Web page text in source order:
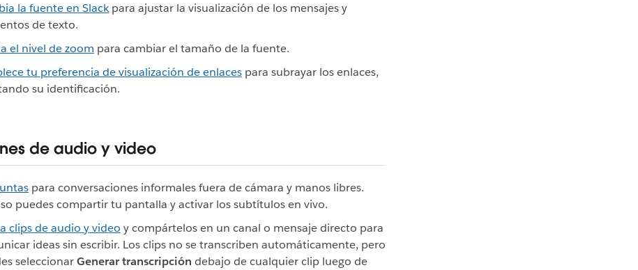
la fuente en Slackpara ajustar la visualización de los mensajes y
de texto.
el nivel de zoom para cambiar el tamaño de la fuente.
tu preferencia de visualización de enlaces para subrayar los enlaces,
su identificación.
de audio y video
para conversaciones informales fuera de cámara y manos libres.
puedes compartir tu pantalla y activar los subtítulos en vivo.
clips de audio y video y compártelos en un canal o mensaje directo para
ideas sin escribir. Los clips no se transcriben automáticamente, pero
seleccionarGenerar transcripción debajo de cualquier clip luego de